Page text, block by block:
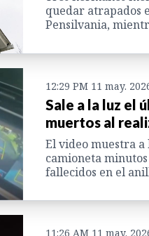
quedar atrapados
Pensilvania,
12:29 PM 11 may.
Sale a la luz el
muertos al
El video muestra a
camioneta
fallecidos en el
11:26 AM 11 may.